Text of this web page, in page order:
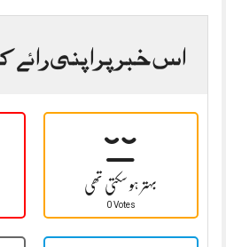
اس خبر پر اپنی رائے
بہتر ہو سکتی تھی
0 Votes